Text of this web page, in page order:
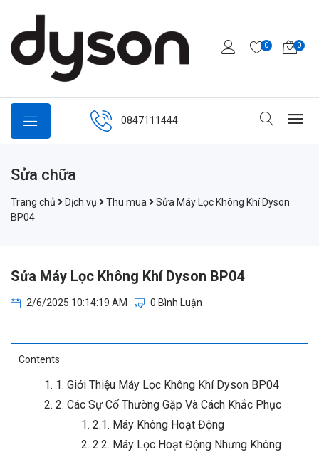
0 0
0847111444
Sửa chữa
Trang chủ Dịch vụ Thu mua
Sửa Máy Lọc Không Khí Dyson
BP04
Sửa Máy Lọc Không Khí Dyson BP04
2/6/2025 10:14:19 AM 0 Bình Luận
Contents
1. Giới Thiệu Máy Lọc Không Khí Dyson BP04
2. Các Sự Cố Thường Gặp Và Cách Khắc Phục
2.1. Máy Không Hoạt Động
2.2. Máy Lọc Hoạt Động Nhưng Không